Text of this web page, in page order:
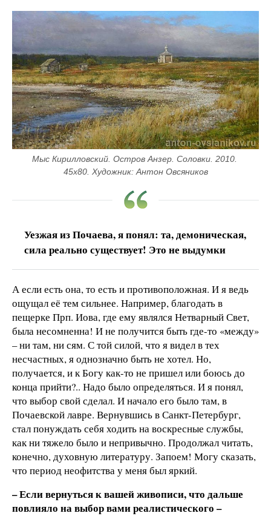
Мыс Кирилловский. Остров Анзер. Соловки. 2010.
45х80. Художник: Антон Овсяников
Уезжая из Почаева, я понял: та, демоническая,
сила реально существует! Это не выдумки
А если есть она, то есть и противоположная. И я ведь
ощущал её тем сильнее. Например, благодать в
пещерке Прп. Иова, где ему являлся Нетварный Свет,
была несомненна! И не получится быть где-то «между»
– ни там, ни сям. С той силой, что я видел в тех
несчастных, я однозначно быть не хотел. Но,
получается, и к Богу как-то не пришел или боюсь до
конца прийти?.. Надо было определяться. И я понял,
что выбор свой сделал. И начало его было там, в
Почаевской лавре. Вернувшись в Санкт-Петербург,
стал понуждать себя ходить на воскресные службы,
как ни тяжело было и непривычно. Продолжал читать,
конечно, духовную литературу. Запоем! Могу сказать,
что период неофитства у меня был яркий.
– Если вернуться к вашей живописи, что дальше
повлияло на выбор вами реалистического –